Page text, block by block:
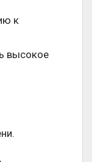
к
высокое